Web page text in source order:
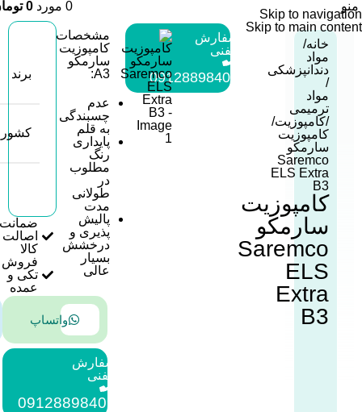
Skip to navigation
Skip to main content
منو 0 مورد 0
خانه
مواد
دندانپزشکی
مواد
ترمیمی
کامپوزیت
کامپوزیت
سارمکو
Saremco
ELS Extra
B3
کامپوزیت
سارمکو
Saremco
ELS
Extra
B3
سفارش
تلفنی
09128898409
مشخصات
کامپوزیت
سارمکو
A3:
عدم
چسبندگی
به قلم
پایداری
رنگ
مطلوب
در
طولانی
مدت
پالیش
پذیری و
درخشش
بسیار
عالی
واتساپ
سفارش
تلفنی
09128898409
برند
کشور
ضمانت
اصالت
کالا
فروش
تکی و
عمده